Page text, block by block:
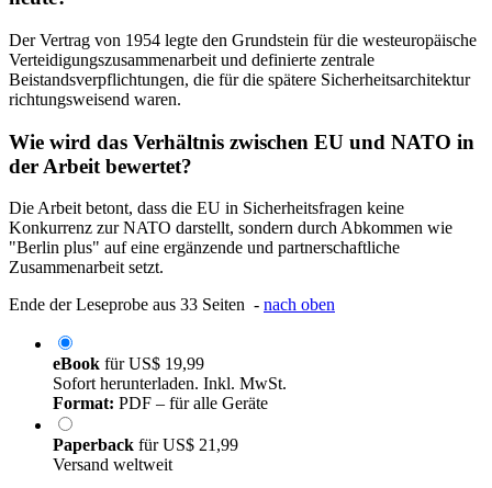
Der Vertrag von 1954 legte den Grundstein für die westeuropäische
Verteidigungszusammenarbeit und definierte zentrale
Beistandsverpflichtungen, die für die spätere Sicherheitsarchitektur
richtungsweisend waren.
Wie wird das Verhältnis zwischen EU und NATO in
der Arbeit bewertet?
Die Arbeit betont, dass die EU in Sicherheitsfragen keine
Konkurrenz zur NATO darstellt, sondern durch Abkommen wie
"Berlin plus" auf eine ergänzende und partnerschaftliche
Zusammenarbeit setzt.
Ende der Leseprobe aus 33 Seiten - nach oben
eBook fürUS$ 19,99
Sofort herunterladen. Inkl. MwSt.
Format: PDF – für alle Geräte
Paperback fürUS$ 21,99
Versand weltweit